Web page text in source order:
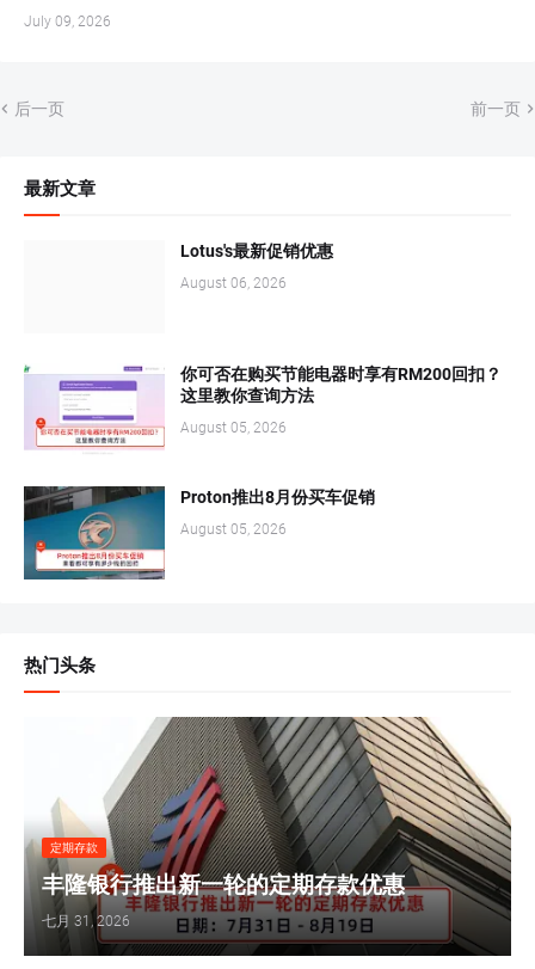
July 09, 2026
后一页 前一页
最新文章
Lotus's最新促销优惠
August 06, 2026
你可否在购买节能电器时享有RM200回扣？
这里教你查询方法
August 05, 2026
Proton推出8月份买车促销
August 05, 2026
热门头条
定期存款
丰隆银行推出新一轮的定期存款优惠
七月 31, 2026